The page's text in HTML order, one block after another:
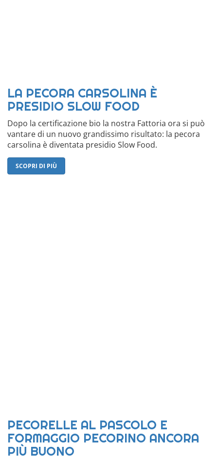
LA PECORA CARSOLINA È
PRESIDIO SLOW FOOD
Dopo la certificazione bio la nostra Fattoria ora si può
vantare di un nuovo grandissimo risultato: la pecora
carsolina è diventata presidio Slow Food.
SCOPRI DI PIÙ
PECORELLE AL PASCOLO E
FORMAGGIO PECORINO ANCORA
PIÙ BUONO